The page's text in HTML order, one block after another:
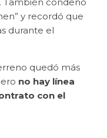
y recordó que
durante el
quedó más
no hay línea
con el